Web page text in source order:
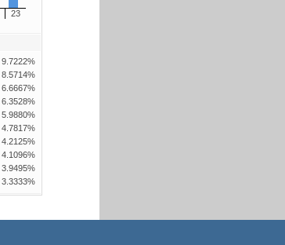
23
9.7222%
8.5714%
6.6667%
6.3528%
5.9880%
4.7817%
4.2125%
4.1096%
3.9495%
3.3333%